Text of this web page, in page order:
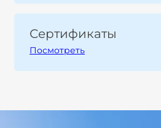
Сертификаты
Посмотреть